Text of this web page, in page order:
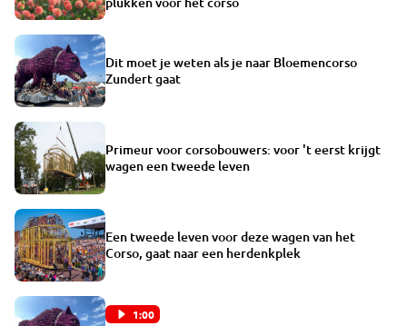
Dit moet je weten als je naar Bloemencorso
Zundert gaat
Primeur voor corsobouwers: voor 't eerst krijgt
wagen een tweede leven
Een tweede leven voor deze wagen van het
Corso, gaat naar een herdenkplek
1:00